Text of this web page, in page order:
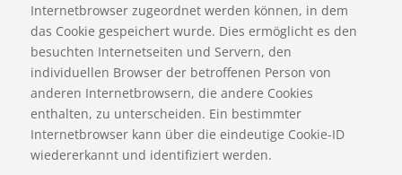
Internetbrowser zugeordnet werden können, in dem
das Cookie gespeichert wurde. Dies ermöglicht es den
besuchten Internetseiten und Servern, den
individuellen Browser der betroffenen Person von
anderen Internetbrowsern, die andere Cookies
enthalten, zu unterscheiden. Ein bestimmter
Internetbrowser kann über die eindeutige Cookie-ID
wiedererkannt und identifiziert werden.